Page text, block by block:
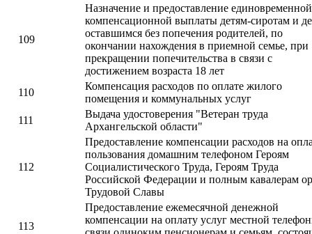
109
Назначение и предоставление единовременной
компенсационной выплаты детям-сиротам и
оставшимся без попечения родителей, по
окончании нахождения в приемной семье, при
прекращении попечительства в связи с
достижением возраста 18 лет
110
Компенсация расходов по оплате жилого
помещения и коммунальных услуг
111
Выдача удостоверения "Ветеран труда
Архангельской области"
112
Предоставление компенсации расходов на
пользования домашним телефоном Героям
Социалистического Труда, Героям Труда
Российской Федерации и полным кавалерам
Трудовой Славы
113
Предоставление ежемесячной денежной
компенсации на оплату услуг местной